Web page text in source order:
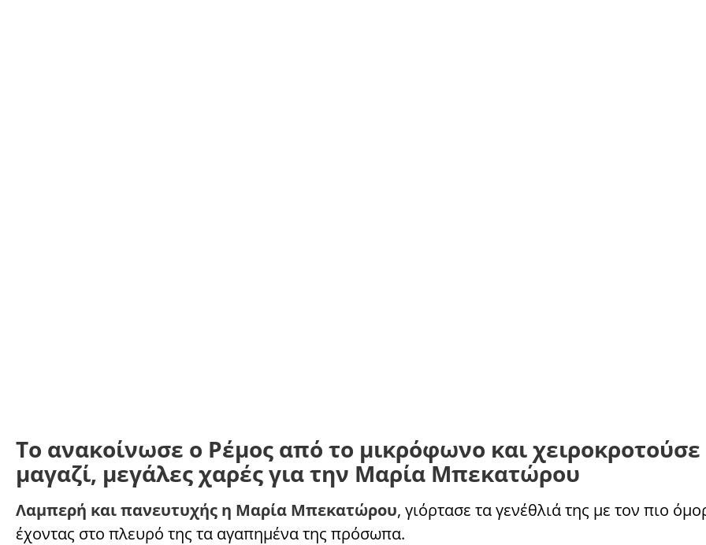
Το ανακοίνωσε ο Ρέμος από το μικρόφωνο και χειροκροτούσε
μαγαζί, μεγάλες χαρές για την Μαρία Μπεκατώρου
Λαμπερή και πανευτυχής η Μαρία Μπεκατώρου, γιόρτασε τα γενέθλιά της με τον πιο
έχοντας στο πλευρό της τα αγαπημένα της πρόσωπα.